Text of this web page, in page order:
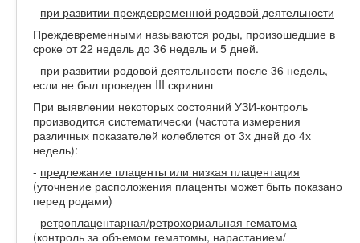
- при развитии преждевременной родовой деятельности
Преждевременными называются роды, произошедшие в
сроке от 22 недель до 36 недель и 5 дней.
- при развитии родовой деятельности после 36 недель,
если не был проведен III скрининг
При выявлении некоторых состояний УЗИ-контроль
производится систематически (частота измерения
различных показателей колеблется от 3х дней до 4х
недель):
- предлежание плаценты или низкая плацентация
(уточнение расположения плаценты может быть показано
перед родами)
- ретроплацентарная/ретрохориальная гематома
(контроль за объемом гематомы, нарастанием/